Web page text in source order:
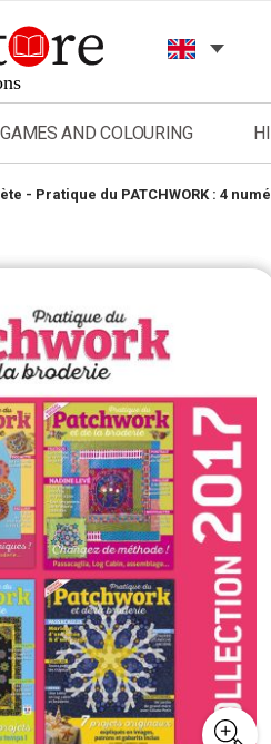
GAMES AND COLOURING
- Pratique du PATCHWORK : 4